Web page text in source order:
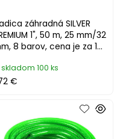
záhradná SILVER
1", 50 m, 25 mm/32
8 barov, cena je za 1
skladom 100 ks
€